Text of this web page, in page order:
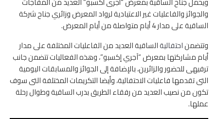
والجوائز والفاعليات غير الاعتيادية لرواد المعرض وزائري جناح شركة
الساقية على مدار 4 أيام متواصلة من أيام المعرض.
وتتضمناحتفاليةالساقية العديد من الفاعليات المختلفة على مدار
أيام مشاركتها بمعرض “آجري إكسبو”، وهذه الفعاليات تتضمن جانب
ترفيهى للحضور والزائرين، بالإضافة إلى الجوائز والمسابقات اليومية
التى تقدمها فاعليات الاحتفالية، وأيضا التكريمات المختلفة التى سوف
تكون من نصيب العديد من رفقاء الطريق بدرب الساقية وطوال رحلة
عملها.